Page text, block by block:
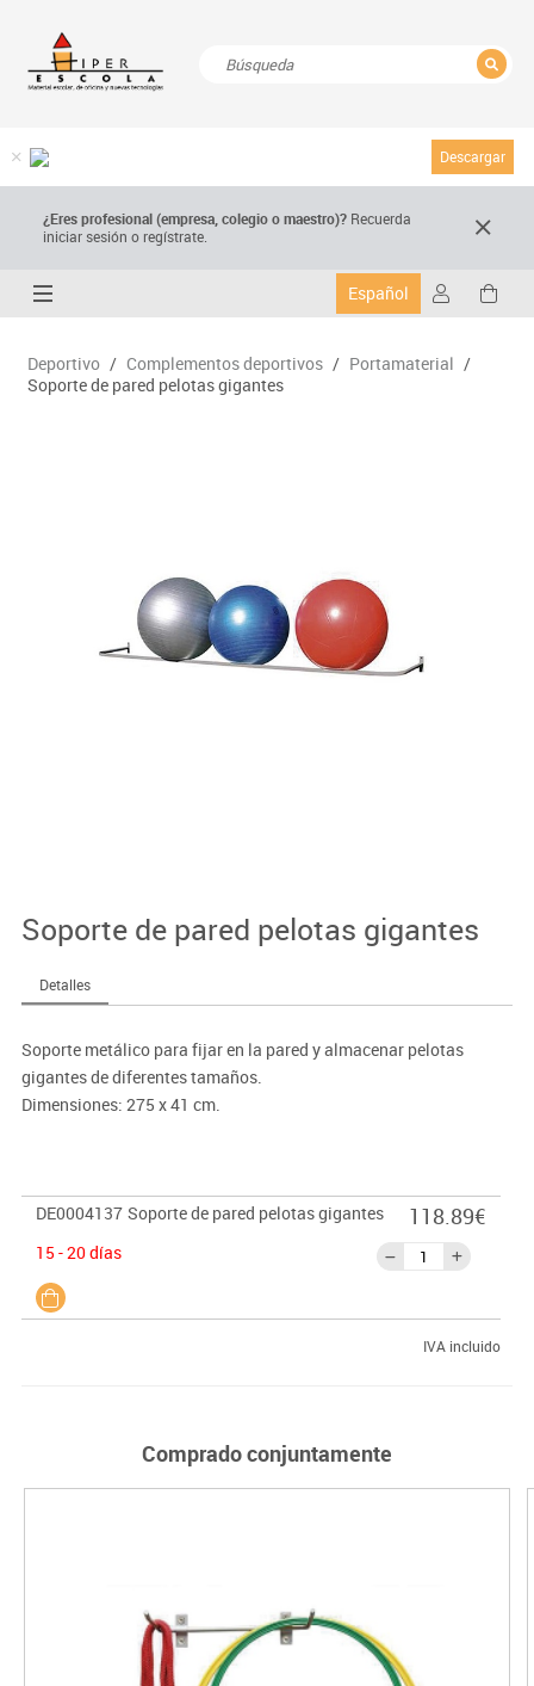
Descargar
¿Eres profesional (empresa, colegio o maestro)? Recuerda
iniciar sesión o regístrate.
Español
Deportivo / Complementos deportivos / Portamaterial /
Soporte de pared pelotas gigantes
Soporte de pared pelotas gigantes
Detalles
Soporte metálico para fijar en la pared y almacenar pelotas
gigantes de diferentes tamaños.
Dimensiones: 275 x 41 cm.
DE0004137 Soporte de pared pelotas gigantes
15 - 20 días
118.89€
IVA incluido
Comprado conjuntamente